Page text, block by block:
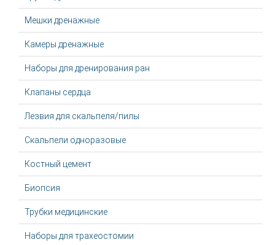
Мешки дренажные
Камеры дренажные
Наборы для дренирования ран
Клапаны сердца
Лезвия для скальпеля/пилы
Скальпели одноразовые
Костный цемент
Биопсия
Трубки медицинские
Наборы для трахеостомии